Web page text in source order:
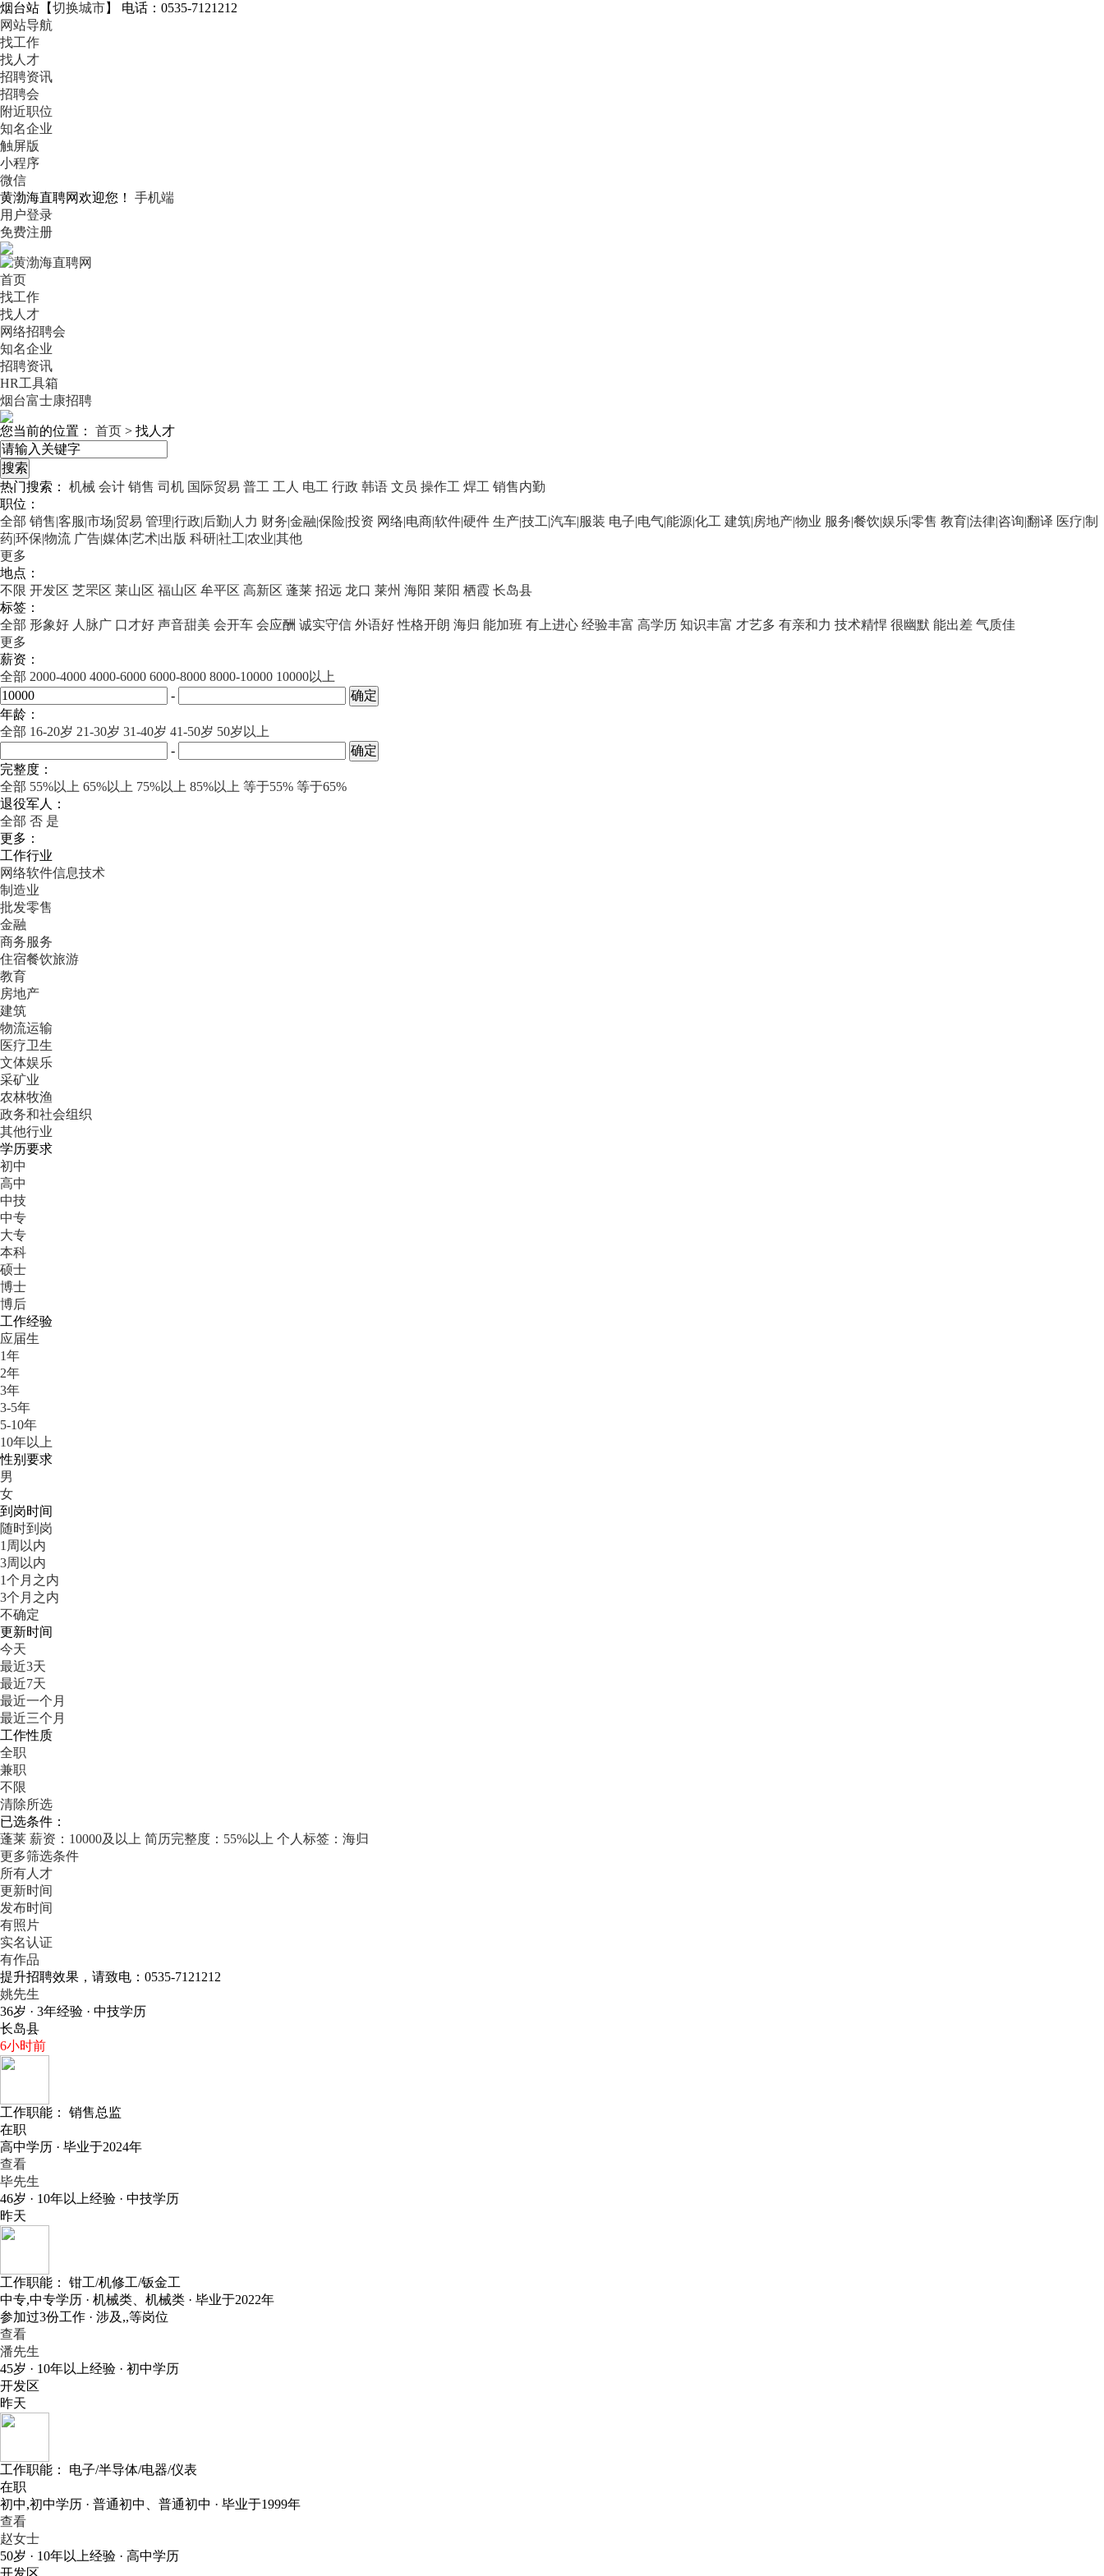
烟台站 【切换城市】
电话：0535-7121212
网站导航
找工作
找人才
招聘资讯
招聘会
附近职位
知名企业
触屏版
小程序
微信
黄渤海直聘网欢迎您！
手机端
用户登录
免费注册
首页
找工作
找人才
网络招聘会
知名企业
招聘资讯
HR工具箱
烟台富士康招聘
您当前的位置： 首页 > 找人才
热门搜索： 机械 会计 销售 司机 国际贸易 普工 工人 电工 行政 韩语 文员 操作工 焊工 销售内勤
职位：
全部 销售|客服|市场|贸易 管理|行政|后勤|人力 财务|金融|保险|投资 网络|电商|软件|硬件 生产|技工|汽车|服装 电子|电气|能源|化工 建筑|房地产|物业 服务|餐饮|娱乐|零售 教育|法律|咨询|翻译 医疗|制
药|环保|物流 广告|媒体|艺术|出版 科研|社工|农业|其他
更多
地点：
不限 开发区 芝罘区 莱山区 福山区 牟平区 高新区 蓬莱 招远 龙口 莱州 海阳 莱阳 栖霞 长岛县
标签：
全部 形象好 人脉广 口才好 声音甜美 会开车 会应酬 诚实守信 外语好 性格开朗 海归 能加班 有上进心 经验丰富 高学历 知识丰富 才艺多 有亲和力 技术精悍 很幽默 能出差 气质佳
更多
薪资：
全部 2000-4000 4000-6000 6000-8000 8000-10000 10000以上
-
年龄：
全部 16-20岁 21-30岁 31-40岁 41-50岁 50岁以上
-
完整度：
全部 55%以上 65%以上 75%以上 85%以上 等于55% 等于65%
退役军人：
全部 否 是
更多：
工作行业
网络软件信息技术
制造业
批发零售
金融
商务服务
住宿餐饮旅游
教育
房地产
建筑
物流运输
医疗卫生
文体娱乐
采矿业
农林牧渔
政务和社会组织
其他行业
学历要求
初中
高中
中技
中专
大专
本科
硕士
博士
博后
工作经验
应届生
1年
2年
3年
3-5年
5-10年
10年以上
性别要求
男
女
到岗时间
随时到岗
1周以内
3周以内
1个月之内
3个月之内
不确定
更新时间
今天
最近3天
最近7天
最近一个月
最近三个月
工作性质
全职
兼职
不限
清除所选
已选条件：
蓬莱 薪资：10000及以上 简历完整度：55%以上 个人标签：海归
更多筛选条件
所有人才
更新时间
发布时间
有照片
实名认证
有作品
提升招聘效果，请致电：0535-7121212
姚先生
36岁 · 3年经验 · 中技学历
长岛县
6小时前
工作职能： 销售总监
在职
高中学历 · 毕业于2024年
查看
毕先生
46岁 · 10年以上经验 · 中技学历
昨天
工作职能： 钳工/机修工/钣金工
中专,中专学历 · 机械类、机械类 · 毕业于2022年
参加过3份工作 · 涉及,,等岗位
查看
潘先生
45岁 · 10年以上经验 · 初中学历
开发区
昨天
工作职能： 电子/半导体/电器/仪表
在职
初中,初中学历 · 普通初中、普通初中 · 毕业于1999年
查看
赵女士
50岁 · 10年以上经验 · 高中学历
开发区